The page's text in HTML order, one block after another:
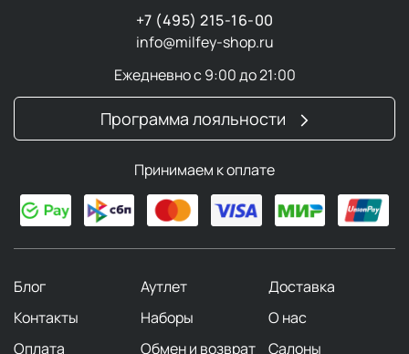
+7 (495) 215-16-00
info@milfey-shop.ru
Ежедневно с 9:00 до 21:00
Программа лояльности
Принимаем к оплате
Блог Аутлет
Доставка
Контакты
Наборы
О нас
Оплата
Обмен и возврат Салоны